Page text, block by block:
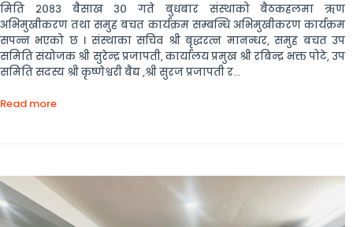
मिति २०८३ बैसाख ३० गते बुधबार संस्थाको बैठकहलमा ऋण
अभिमुखीकरण तथा समुह बचत कार्यक्रम सम्बन्धि अभिमुखीकरण कार्यक्रम
सपन्न भएको छ । संस्थाका सचिव श्री बृद्धरत्न मानन्धर, समुह बचत उप
समिति संयोजक श्री सुरेन्द्र प्रजापती, कार्यालय प्रमुख श्री रबिन्द्र भक्त पोटे, उप
समिति सदस्य श्री कृष्णेश्वरी बैद्य ,श्री सुरज प्रजापती र...
Read more